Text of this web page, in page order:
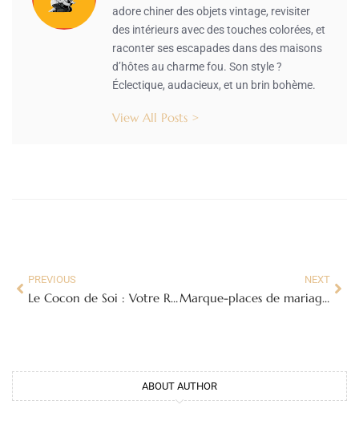
adore chiner des objets vintage, revisiter
des intérieurs avec des touches colorées, et
raconter ses escapades dans des maisons
d’hôtes au charme fou. Son style ?
Éclectique, audacieux, et un brin bohème.
View All Posts >
PREVIOUS
Le Cocon de Soi : Votre Refuge pour un Bien-Être Holistique
NEXT
Marque-places de mariage : le petit détail qui fait toute la différence !
ABOUT AUTHOR